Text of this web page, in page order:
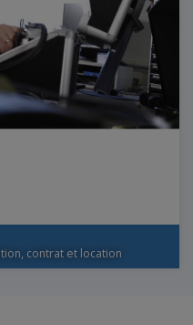
contrat et location